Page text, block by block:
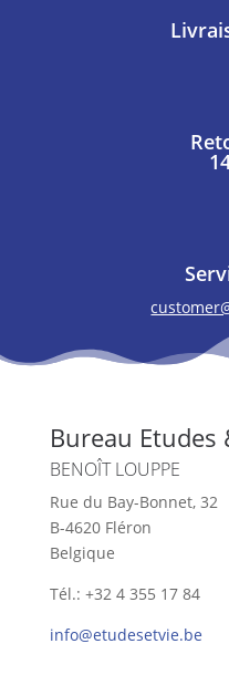
Bureau Etudes
BENOÎT LOUPPE
Rue du Bay-Bonnet, 32
B-4620 Fléron
Belgique
Tél.: +32 4 355 17 84
info@etudesetvie.be